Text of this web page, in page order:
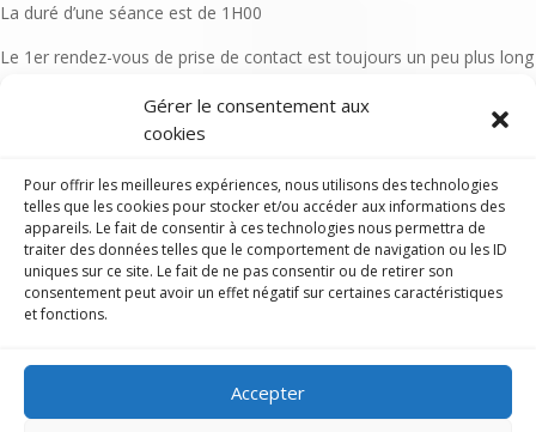
Gérer le consentement aux
cookies
Pour offrir les meilleures expériences, nous utilisons des technologies
telles que les cookies pour stocker et/ou accéder aux informations des
appareils. Le fait de consentir à ces technologies nous permettra de
traiter des données telles que le comportement de navigation ou les ID
uniques sur ce site. Le fait de ne pas consentir ou de retirer son
consentement peut avoir un effet négatif sur certaines caractéristiques
et fonctions.
Accepter
La duré d’une séance est de 1H00
Le 1er rendez-vous de prise de contact est toujours un peu plus long
La séance peut durer jusqu’à 1H30, dans le cas où vous souhaiteriez
que le temps d’échange consacré à votre vécu hebdomadaire soit
Quelle est la fréquence idéale
La fréquence idéale est de 1 fois par semaine
La fréquence maximale est de 1 fois tous les 15 jours
Acheter et planifier son PACK
ou sa SEANCE de Sophrologie